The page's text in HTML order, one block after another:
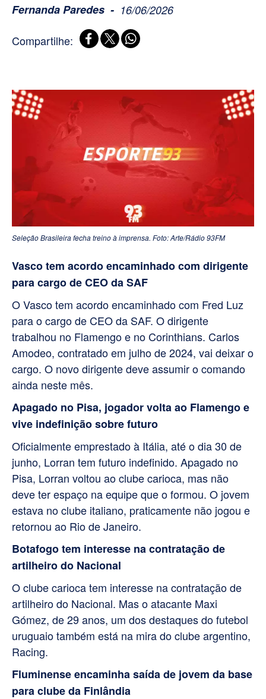
Fernanda Paredes 16/06/2026
Compartilhe:
Seleção Brasileira fecha treino à imprensa. Foto: Arte/Rádio 93FM
Vasco tem acordo encaminhado com dirigente
para cargo de CEO da SAF
O Vasco tem acordo encaminhado com Fred Luz
para o cargo de CEO da SAF. O dirigente
trabalhou no Flamengo e no Corinthians. Carlos
Amodeo, contratado em julho de 2024, vai deixar o
cargo. O novo dirigente deve assumir o comando
ainda neste mês.
Apagado no Pisa, jogador volta ao Flamengo e
vive indefinição sobre futuro
Oficialmente emprestado à Itália, até o dia 30 de
junho, Lorran tem futuro indefinido. Apagado no
Pisa, Lorran voltou ao clube carioca, mas não
deve ter espaço na equipe que o formou. O jovem
estava no clube italiano, praticamente não jogou e
retornou ao Rio de Janeiro.
Botafogo tem interesse na contratação de
artilheiro do Nacional
O clube carioca tem interesse na contratação de
artilheiro do Nacional. Mas o atacante Maxi
Gómez, de 29 anos, um dos destaques do futebol
uruguaio também está na mira do clube argentino,
Racing.
Fluminense encaminha saída de jovem da base
para clube da Finlândia